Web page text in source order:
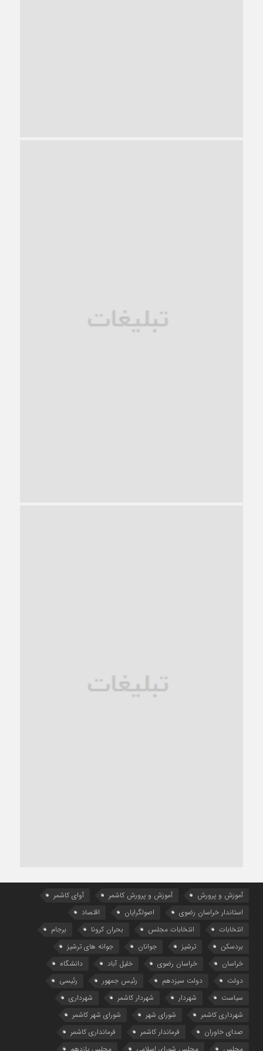
آموزش و پرورش آموزش و پرورش کاشمر
آوای کاشمر
استاندار خراسان رضوی
اصولگرایان
اقتصاد
انتخابات
انتخابات مجلس بحران کرونا
برجام
بردسکن
ترشیز جوانان
جوانه های ترشیز
خراسان
خراسان رضوی خلیل آباد
دانشگاه
دولت
دولت سیزدهم رئیس جمهور
رئیسی
سیاست
شهردار شهردار کاشمر
شهرداری
شهرداری کاشمر
شورای شهر
شورای شهر کاشمر
صدای خاوران
فرماندار کاشمر
فرمانداری کاشمر